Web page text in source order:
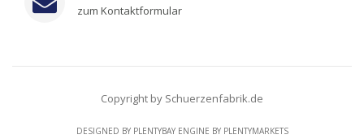
zum Kontaktformular
Copyright by Schuerzenfabrik.de
DESIGNED BY PLENTYBAYENGINE BY PLENTYMARKETS